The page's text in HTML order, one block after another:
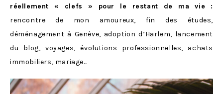
réellement « clefs » pour le restant de ma vie :
rencontre de mon amoureux, fin des études,
déménagement à Genève, adoption d’Harlem, lancement
du blog, voyages, évolutions professionnelles, achats
immobiliers, mariage…